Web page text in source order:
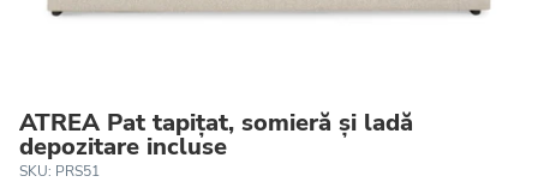
ATREA Pat tapițat, somieră și ladă
depozitare incluse
SKU: PRS51